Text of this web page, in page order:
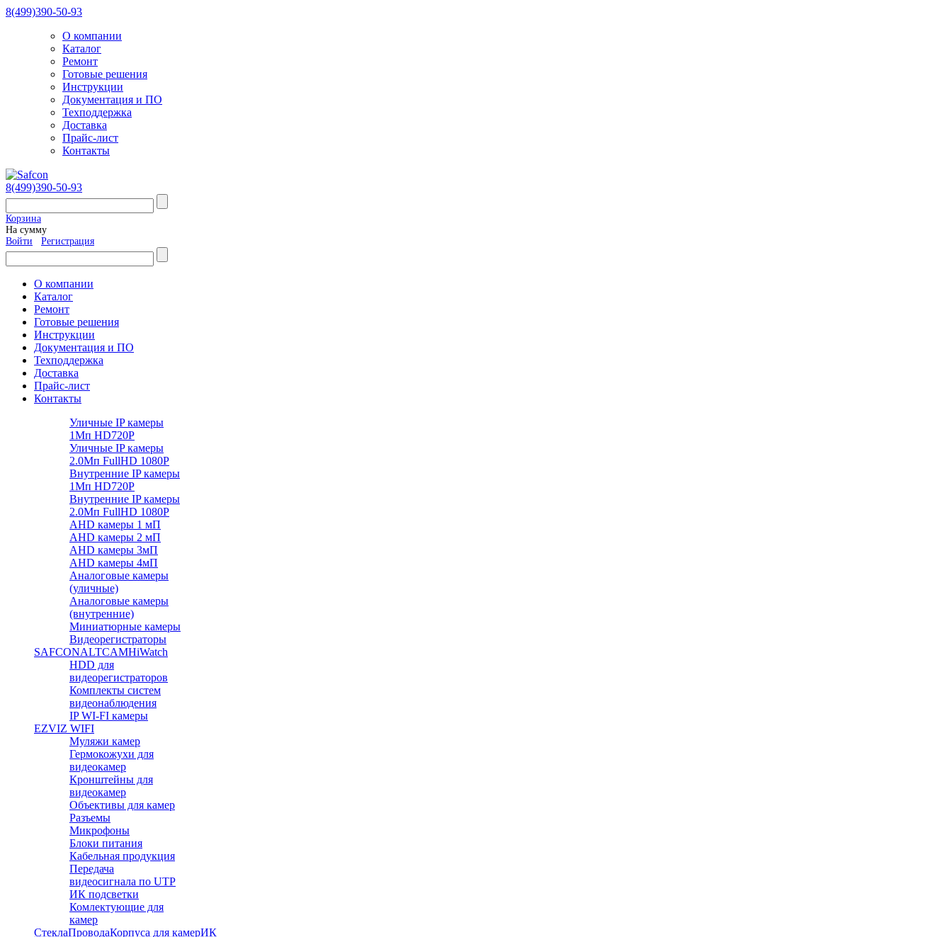
8(499)390-50-93
О компании
Каталог
Ремонт
Готовые решения
Инструкции
Документация и ПО
Техподдержка
Доставка
Прайс-лист
Контакты
8(499)390-50-93
Корзина
На сумму
Войти
Регистрация
О компании
Каталог
Ремонт
Готовые решения
Инструкции
Документация и ПО
Техподдержка
Доставка
Прайс-лист
Контакты
Уличные IP камеры
1Мп HD720P
Уличные IP камеры
2.0Мп FullHD 1080P
Внутренние IP камеры
1Мп HD720P
Внутренние IP камеры
2.0Мп FullHD 1080P
AHD камеры 1 мП
AHD камеры 2 мП
AHD камеры 3мП
AHD камеры 4мП
Аналоговые камеры
(уличные)
Аналоговые камеры
(внутренние)
Миниатюрные камеры
Видеорегистраторы
SAFCONALTCAMHiWatch
HDD для
видеорегистраторов
Комплекты систем
видеонаблюдения
IP WI-FI камеры
EZVIZ WIFI
Муляжи камер
Гермокожухи для
видеокамер
Кронштейны для
видеокамер
Объективы для камер
Разъемы
Микрофоны
Блоки питания
Кабельная продукция
Передача
видеосигнала по UTP
ИК подсветки
Комлектующие для
камер
СтеклаПроводаКорпуса для камерИК